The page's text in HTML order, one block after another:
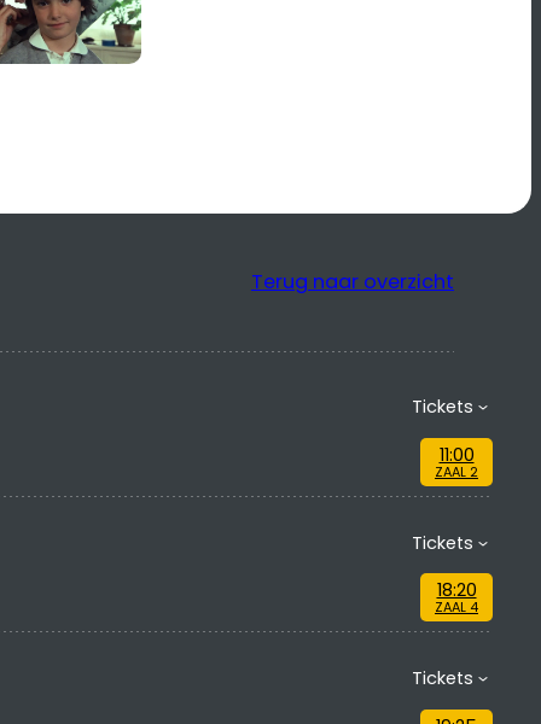
Terug naar overzicht
Tickets
11:00
ZAAL 2
Tickets
18:20
ZAAL 4
Tickets